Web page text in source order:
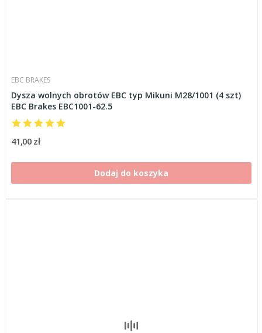
EBC BRAKES
Dysza wolnych obrotów EBC typ Mikuni M28/1001 (4 szt)
EBC Brakes EBC1001-62.5
41,00 zł
Dodaj do koszyka